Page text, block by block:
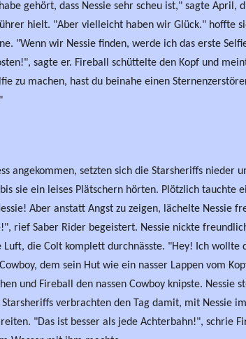
gehört, dass Nessie sehr scheu ist," sagte April,
hielt. "Aber vielleicht haben wir Glück." hoffte
"Wenn wir Nessie finden, werde ich das erste
sagte er. Fireball schüttelte den Kopf und
zu machen, hast du beinahe einen
angekommen, setzten sich die Starsheriffs nieder
sie ein leises Plätschern hörten. Plötzlich tauchte
Aber anstatt Angst zu zeigen, lächelte Nessie
rief Saber Rider begeistert. Nessie nickte
Luft, die Colt komplett durchnässte. "Hey! Ich wollte
dem sein Hut wie ein nasser Lappen vom
und Fireball den nassen Cowboy knipste. Nessie
verbrachten den Tag damit, mit Nessie
"Das ist besser als jede Achterbahn!", schrie